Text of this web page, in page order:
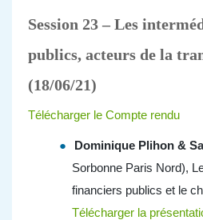
Session 23 – Les
publics, acteurs de la
(18/06/21)
Télécharger le Compte rendu
Dominique Plihon &
Sorbonne Paris Nord),
financiers publics et le
Télécharger la